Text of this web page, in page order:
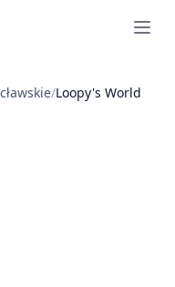
Open
/Loopy's World